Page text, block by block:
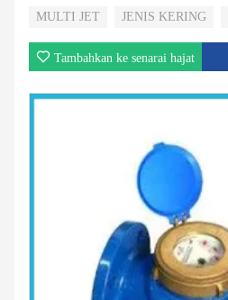
penglihatan output nadi untuk memilih
MULTI JET JENIS KERING
Tambahkan ke senarai hajat